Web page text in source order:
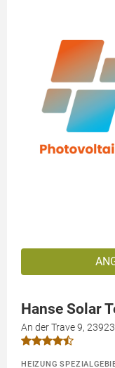
Hanse Solar
An der Trave 9,
HEIZUNG